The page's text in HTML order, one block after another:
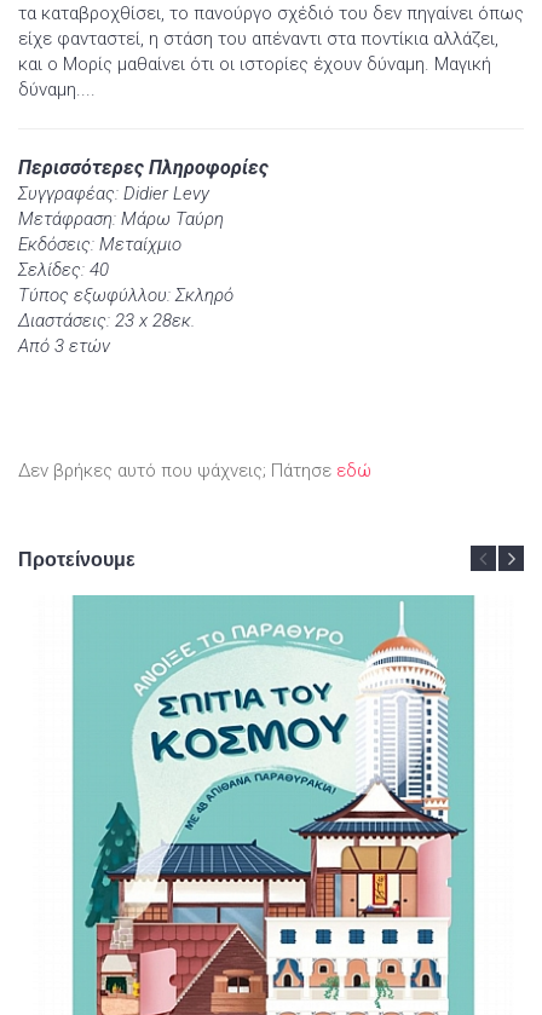
τα καταβροχθίσει, το πανούργο σχέδιό του δεν πηγαίνει όπως
είχε φανταστεί, η στάση του απέναντι στα ποντίκια αλλάζει,
και ο Μορίς μαθαίνει ότι οι ιστορίες έχουν δύναμη. Μαγική
δύναμη....
Περισσότερες Πληροφορίες
Συγγραφέας: Didier Levy
Μετάφραση: Μάρω Ταύρη
Εκδόσεις: Μεταίχμιο
Σελίδες: 40
Τύπος εξωφύλλου: Σκληρό
Διαστάσεις: 23 x 28εκ.
Από 3 ετών
Δεν βρήκες αυτό που ψάχνεις; Πάτησε εδώ
Προτείνουμε